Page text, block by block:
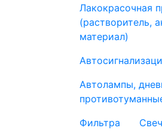
Лакокрасочная
(растворитель,
материал)
Автолампы,
Фильтра